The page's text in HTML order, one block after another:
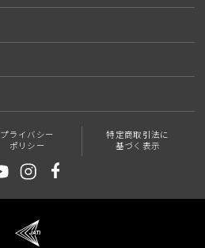
プライバシー
ポリシー
特定商取引法に
基づく表示